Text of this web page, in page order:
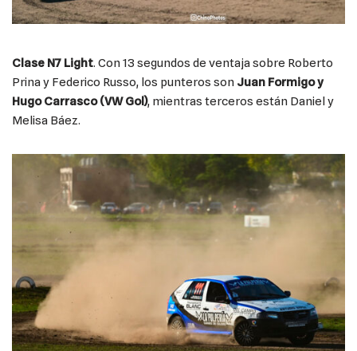
Clase N7 Light. Con 13 segundos de ventaja sobre Roberto
Prina y Federico Russo, los punteros son Juan Formigo y
Hugo Carrasco (VW Gol), mientras terceros están Daniel y
Melisa Báez.